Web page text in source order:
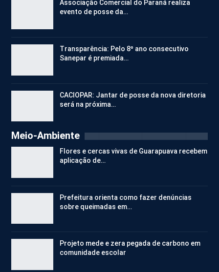
Associação Comercial do Paraná realiza
evento de posse da…
Transparência: Pelo 8º ano consecutivo
Sanepar é premiada…
CACIOPAR: Jantar de posse da nova diretoria
será na próxima…
Meio-Ambiente
Flores e cercas vivas de Guarapuava recebem
aplicação de…
Prefeitura orienta como fazer denúncias
sobre queimadas em…
Projeto mede e zera pegada de carbono em
comunidade escolar